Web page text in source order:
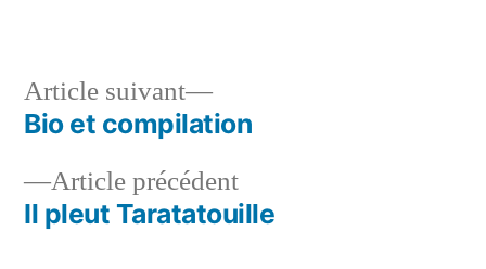
Navigation
de
l’article
Article précédentArticle
précédent :
Il pleut Taratatouille
Article suivant
Article
suivant :
Bio et compilation